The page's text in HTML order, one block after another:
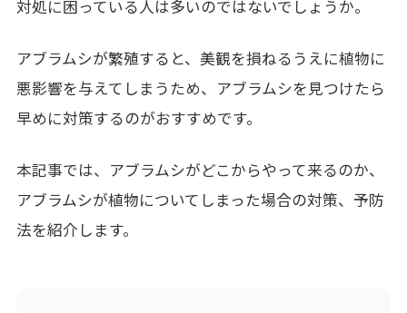
対処に困っている人は多いのではないでしょうか。
アブラムシが繁殖すると、美観を損ねるうえに植物に
悪影響を与えてしまうため、アブラムシを見つけたら
早めに対策するのがおすすめです。
本記事では、アブラムシがどこからやって来るのか、
アブラムシが植物についてしまった場合の対策、予防
法を紹介します。